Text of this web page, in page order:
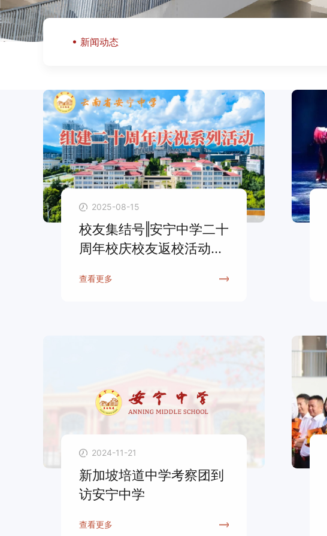
新闻动态
2025-08-15
校友集结号‖安宁中学二十
周年校庆校友返校活动公
查看更多
2024-11-21
新加坡培道中学考察团到
访安宁中学
查看更多